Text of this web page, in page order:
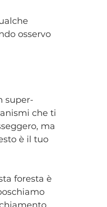
osservo
super-
che ti
ma
è il tuo
foresta è